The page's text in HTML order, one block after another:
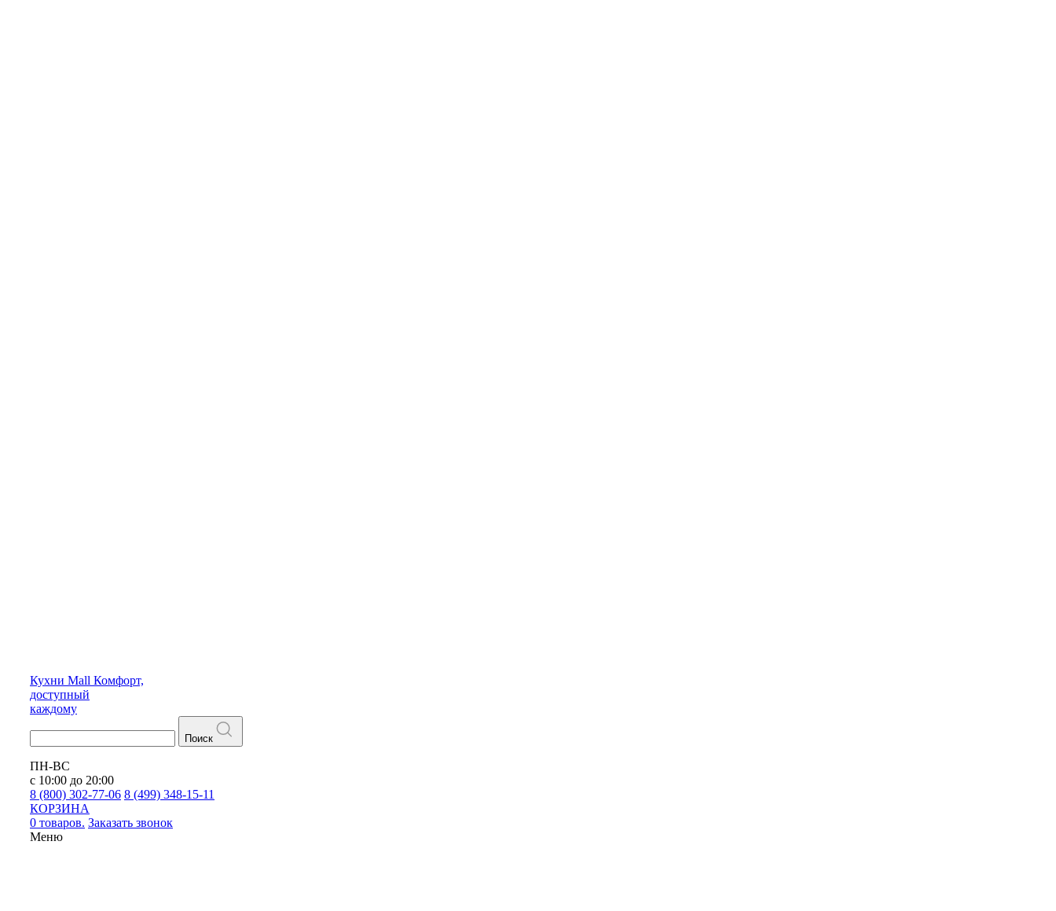
Кухни Mall Комфорт,
доступный
каждому
Поиск
ПН-ВС
с 10:00 до 20:00
8 (800) 302-77-06 8 (499) 348-15-11
КОРЗИНА
0 товаров. Заказать звонок
Меню